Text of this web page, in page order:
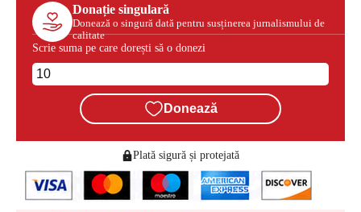
Donație singulară
Donează o singură dată pentru susținerea jurnalismului de
calitate
Scrie suma pe care dorești să o donezi
Donează
Plată sigură și protejată